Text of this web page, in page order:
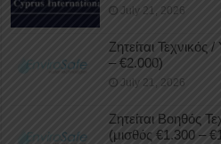
July 21, 2026
Ζητείται
– €2.000)
July 21, 2026
Ζητείται Βοηθός
(μισθός €1.300 –